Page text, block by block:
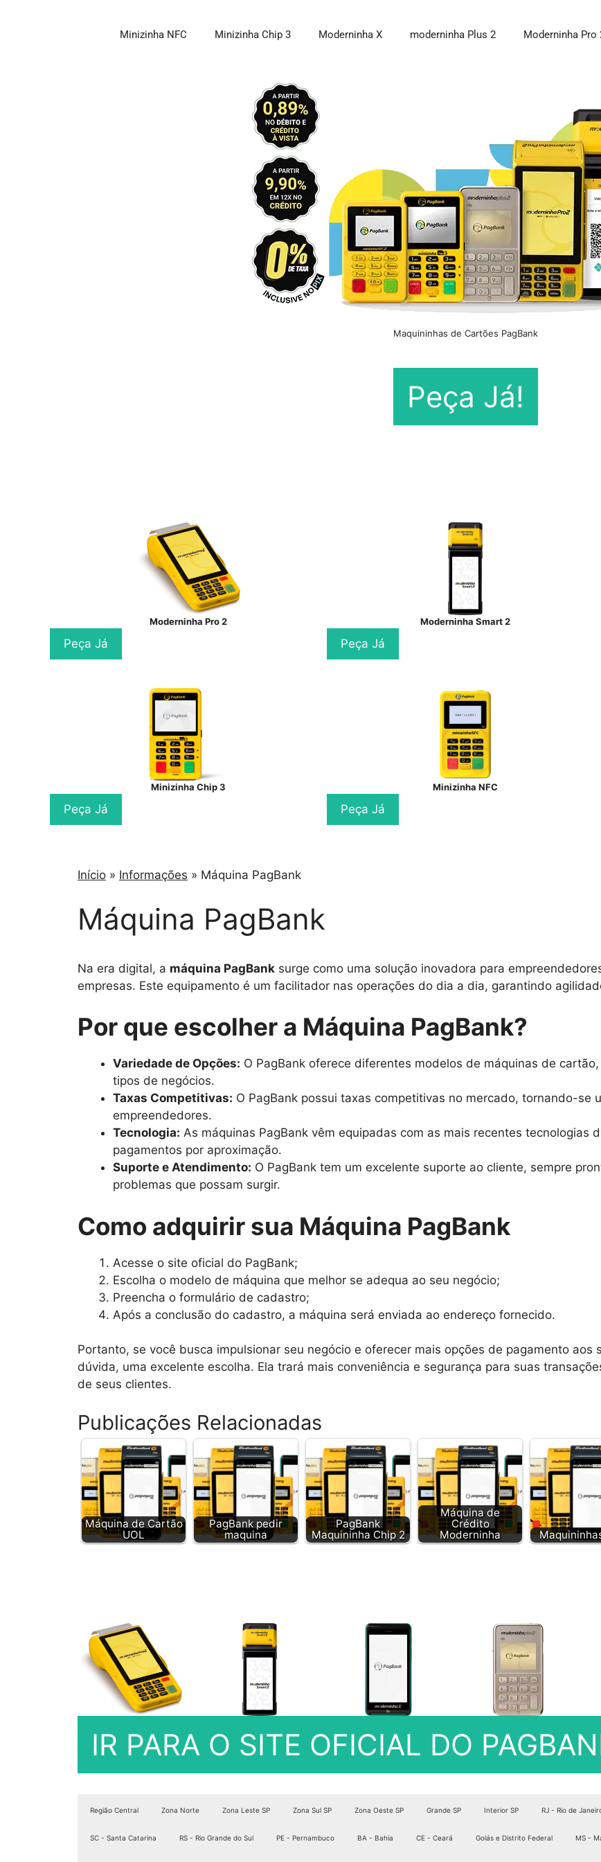
Minizinha NFC Minizinha Chip 3 Moderninha X moderninha Plus 2 Moderninha Pro
Maquininhas de Cartões PagBank
Peça Já!
Moderninha Pro 2
Peça Já
Moderninha Smart 2
Peça Já
Minizinha Chip 3
Peça Já
Minizinha NFC
Peça Já
Início » Informações » Máquina PagBank
Máquina PagBank
Na era digital, a máquina PagBank surge como uma solução inovadora para
empresas. Este equipamento é um facilitador nas operações do dia a dia, garantindo
Por que escolher a Máquina PagBank?
Variedade de Opções: O PagBank oferece diferentes modelos de máquinas de
tipos de negócios.
Taxas Competitivas: O PagBank possui taxas competitivas no mercado, tornando-se
empreendedores.
Tecnologia: As máquinas PagBank vêm equipadas com as mais recentes tecnologias
pagamentos por aproximação.
Suporte e Atendimento: O PagBank tem um excelente suporte ao cliente, sempre
problemas que possam surgir.
Como adquirir sua Máquina PagBank
Acesse o site oficial do PagBank;
Escolha o modelo de máquina que melhor se adequa ao seu negócio;
Preencha o formulário de cadastro;
Após a conclusão do cadastro, a máquina será enviada ao endereço fornecido.
Portanto, se você busca impulsionar seu negócio e oferecer mais opções de pagamento aos
dúvida, uma excelente escolha. Ela trará mais conveniência e segurança para suas
de seus clientes.
Publicações Relacionadas
Máquina de Cartão
UOL
PagBank pedir
maquina
PagBank
Maquininha Chip 2
Máquina de
Crédito
Moderninha
IR PARA O SITE OFICIAL DO
Região Central Zona Norte Zona Leste SP Zona Sul SP Zona Oeste SP Grande SP Interior SP RJ - Rio de
SC - Santa Catarina RS - Rio Grande do Sul PE - Pernambuco BA - Bahia CE - Ceará Goiás e Distrito Federal MS -